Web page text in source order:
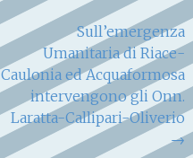
Sull’emergenza
Umanitaria di Riace-
Caulonia ed Acquaformosa
intervengono gli Onn.
Laratta-Callipari-Oliverio
→